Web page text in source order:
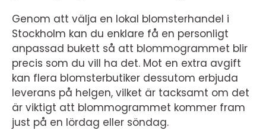
Genom att välja en lokal blomsterhandel i
Stockholm kan du enklare få en personligt
anpassad bukett så att blommogrammet blir
precis som du vill ha det. Mot en extra avgift
kan flera blomsterbutiker dessutom erbjuda
leverans på helgen, vilket är tacksamt om det
är viktigt att blommogrammet kommer fram
just på en lördag eller söndag.